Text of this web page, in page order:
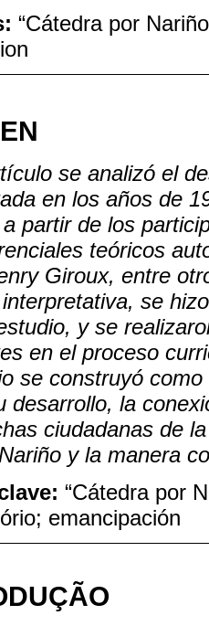
“Cátedra por
se analizó el
en los años de
partir de los
teóricos
Giroux, entre
se
y se
en el proceso
se construyó
desarrollo, la
ciudadanas de
y la manera
“Cátedra por
emancipación